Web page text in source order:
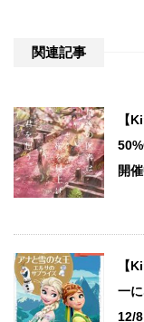
関連記事
【
開
【
一
12/